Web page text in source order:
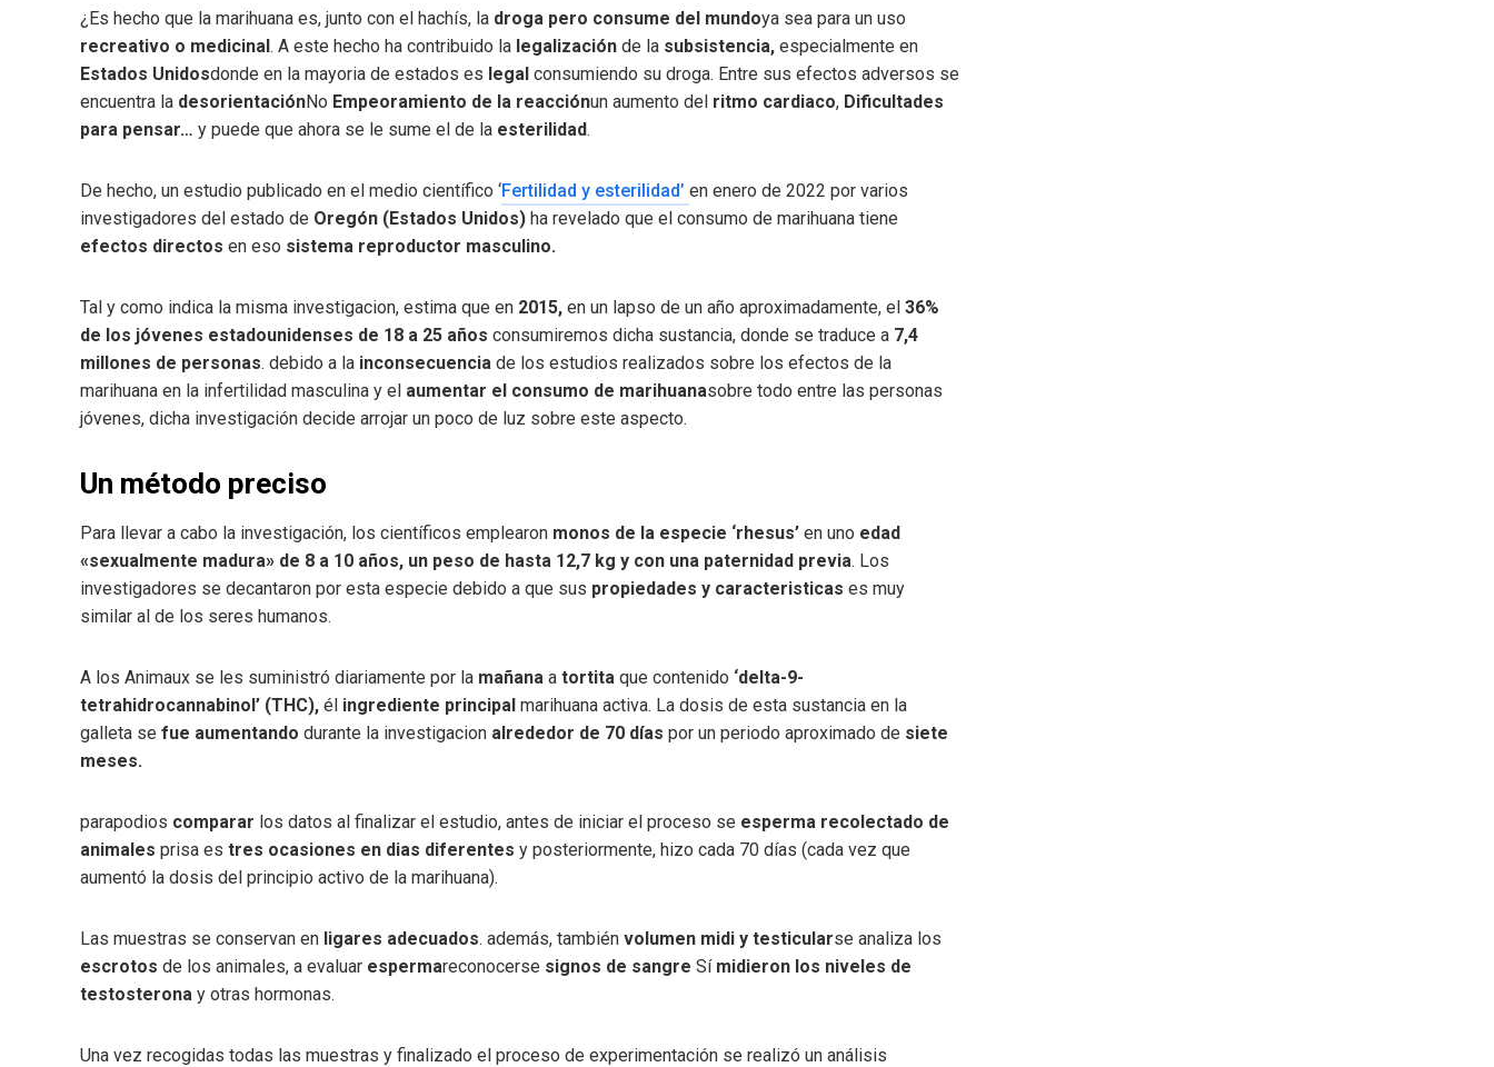
¿Es hecho que la marihuana es, junto con el hachís, la droga pero consume del mundoya sea para un uso
recreativo o medicinal. A este hecho ha contribuido la legalización de la subsistencia, especialmente en
Estados Unidosdonde en la mayoria de estados es legal consumiendo su droga. Entre sus efectos adversos se
encuentra la desorientaciónNo Empeoramiento de la reacciónun aumento del ritmo cardiaco, Dificultades
para pensar… y puede que ahora se le sume el de la esterilidad.
De hecho, un estudio publicado en el medio científico ‘Fertilidad y esterilidad’ en enero de 2022 por varios
investigadores del estado de Oregón (Estados Unidos) ha revelado que el consumo de marihuana tiene
efectos directos en eso sistema reproductor masculino.
Tal y como indica la misma investigacion, estima que en 2015, en un lapso de un año aproximadamente, el 36%
de los jóvenes estadounidenses de 18 a 25 años consumiremos dicha sustancia, donde se traduce a 7,4
millones de personas. debido a la inconsecuencia de los estudios realizados sobre los efectos de la
marihuana en la infertilidad masculina y el aumentar el consumo de marihuanasobre todo entre las personas
jóvenes, dicha investigación decide arrojar un poco de luz sobre este aspecto.
Un método preciso
Para llevar a cabo la investigación, los científicos emplearon monos de la especie ‘rhesus’ en uno edad
«sexualmente madura» de 8 a 10 años, un peso de hasta 12,7 kg y con una paternidad previa. Los
investigadores se decantaron por esta especie debido a que sus propiedades y caracteristicas es muy
similar al de los seres humanos.
A los Animaux se les suministró diariamente por la mañana a tortita que contenido ‘delta-9-
tetrahidrocannabinol’ (THC), él ingrediente principal marihuana activa. La dosis de esta sustancia en la
galleta se fue aumentando durante la investigacion alrededor de 70 días por un periodo aproximado de siete
meses.
parapodios comparar los datos al finalizar el estudio, antes de iniciar el proceso se esperma recolectado de
animales prisa es tres ocasiones en dias diferentes y posteriormente, hizo cada 70 días (cada vez que
aumentó la dosis del principio activo de la marihuana).
Las muestras se conservan en ligares adecuados. además, también volumen midi y testicularse analiza los
escrotos de los animales, a evaluar espermareconocerse signos de sangre Sí midieron los niveles de
testosterona y otras hormonas.
Una vez recogidas todas las muestras y finalizado el proceso de experimentación se realizó un análisis